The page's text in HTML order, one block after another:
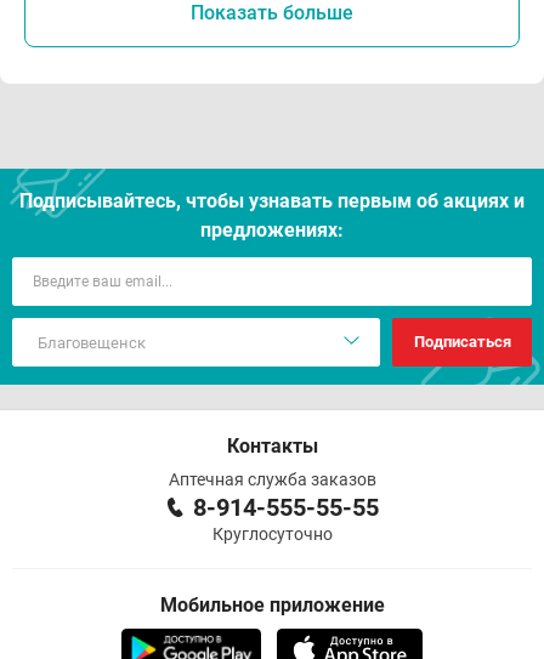
Показать больше
Подписывайтесь, чтобы узнавать первым об акцияx и
предложениях:
Подписаться
Контакты
Аптечная служба заказов
8-914-555-55-55
Круглосуточно
Мобильное приложение